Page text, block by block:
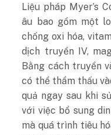
Liệu pháp Myer’s
âu bao gồm một
chống oxi hóa,
dịch truyền IV,
Bằng cách truyền
có thể thẩm thấu
quả ngay sau khi
với việc bổ sung
mà quá trình tiêu